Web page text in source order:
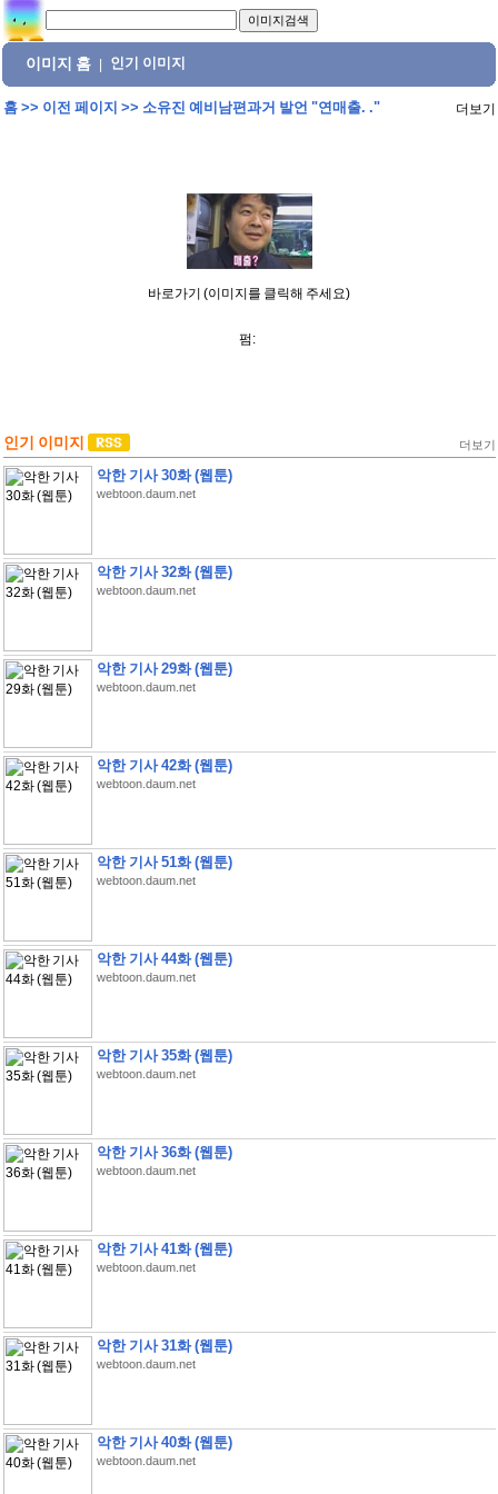
이미지 홈 인기 이미지
홈>> 이전 페이지 >> 소유진 예비남편과거 발언 "연매출. ." 더보기
바로가기 (이미지를 클릭해 주세요)
펌:
인기 이미지 더보기
악한 기사 30화 (웹툰)
webtoon.daum.net
악한 기사 32화 (웹툰)
webtoon.daum.net
악한 기사 29화 (웹툰)
webtoon.daum.net
악한 기사 42화 (웹툰)
webtoon.daum.net
악한 기사 51화 (웹툰)
webtoon.daum.net
악한 기사 44화 (웹툰)
webtoon.daum.net
악한 기사 35화 (웹툰)
webtoon.daum.net
악한 기사 36화 (웹툰)
webtoon.daum.net
악한 기사 41화 (웹툰)
webtoon.daum.net
악한 기사 31화 (웹툰)
webtoon.daum.net
악한 기사 40화 (웹툰)
webtoon.daum.net